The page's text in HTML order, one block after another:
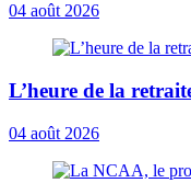
04 août 2026
L’heure de la
04 août 2026